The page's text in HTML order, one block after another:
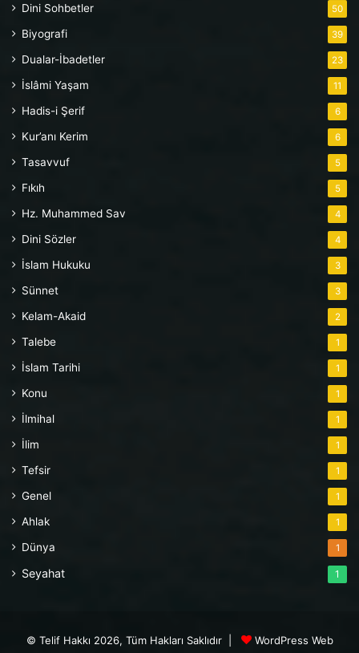
Dini Sohbetler 50
Biyografi 39
Dualar-İbadetler 23
İslâmi Yaşam 11
Hadis-i Şerif 6
Kur’anı Kerim 6
Tasavvuf 5
Fıkıh 5
Hz. Muhammed Sav 4
Dini Sözler 4
İslam Hukuku 3
Sünnet 3
Kelam-Akaid 2
Talebe 1
İslam Tarihi 1
Konu 1
İlmihal 1
İlim 1
Tefsir 1
Genel 1
Ahlak 1
Dünya 1
Seyahat 1
© Telif Hakkı 2026, Tüm Hakları Saklıdır | WordPress Web